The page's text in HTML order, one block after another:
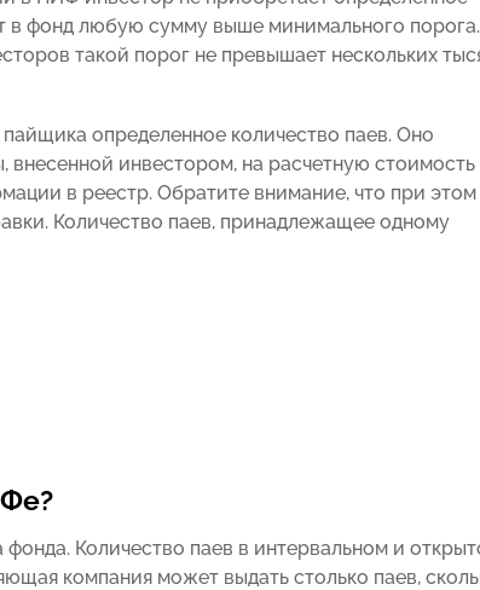
в фонд любую сумму выше минимального порога.
такой порог не превышает нескольких
определенное количество паев. Оно
внесенной инвестором, на расчетную стоимость
в реестр. Обратите внимание, что при этом
Количество паев, принадлежащее одному
фонда. Количество паев в интервальном и
компания может выдать столько паев,